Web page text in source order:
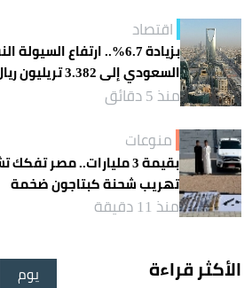
اقتصاد
بزيادة 6.7%.. ارتفاع
السعودي إلى 3.382 تريليون ريال
منذ 5 دقائق
منوعات
بقيمة 3 مليارات.. مصر
تهريب شحنة كبتاجون ضخمة
منذ 11 دقيقة
الأكثر قراءة يوم